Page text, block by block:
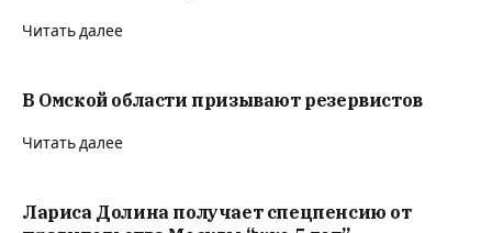
Читать далее
В Омской области призывают резервистов
Читать далее
Лариса Долина получает спецпенсию от